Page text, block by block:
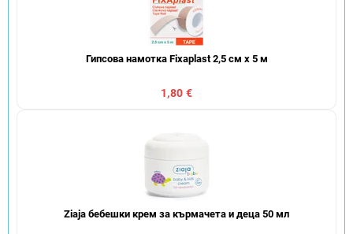
Гипсова намотка Fixaplast 2,5 см х 5 м
1,80 €
Ziaja бебешки крем за кърмачета и деца 50 мл